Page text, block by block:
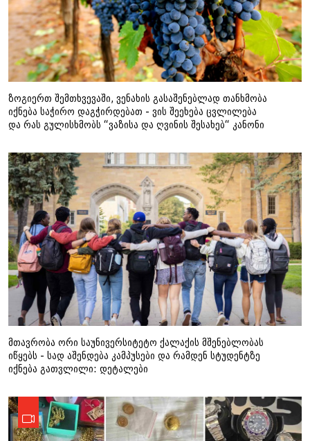
ზოგიერთ შემთხვევაში, ვენახის გასაშენებლად თანხმობა
იქნება საჭირო დაგჭირდებათ - ვის შეეხება ცვლილება
და რას გულისხმობს “ვაზისა და ღვინის შესახებ“ კანონი
მთავრობა ორი საუნივერსიტეტო ქალაქის მშენებლობას
იწყებს - სად აშენდება კამპუსები და რამდენ სტუდენტზე
იქნება გათვლილი: დეტალები